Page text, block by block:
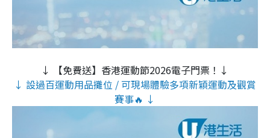
↓ 【免費送】香港運動節2026電子門票！↓
↓ 設過百運動用品攤位 / 可現場體驗多項新穎運動及觀賞
賽事🔥 ↓